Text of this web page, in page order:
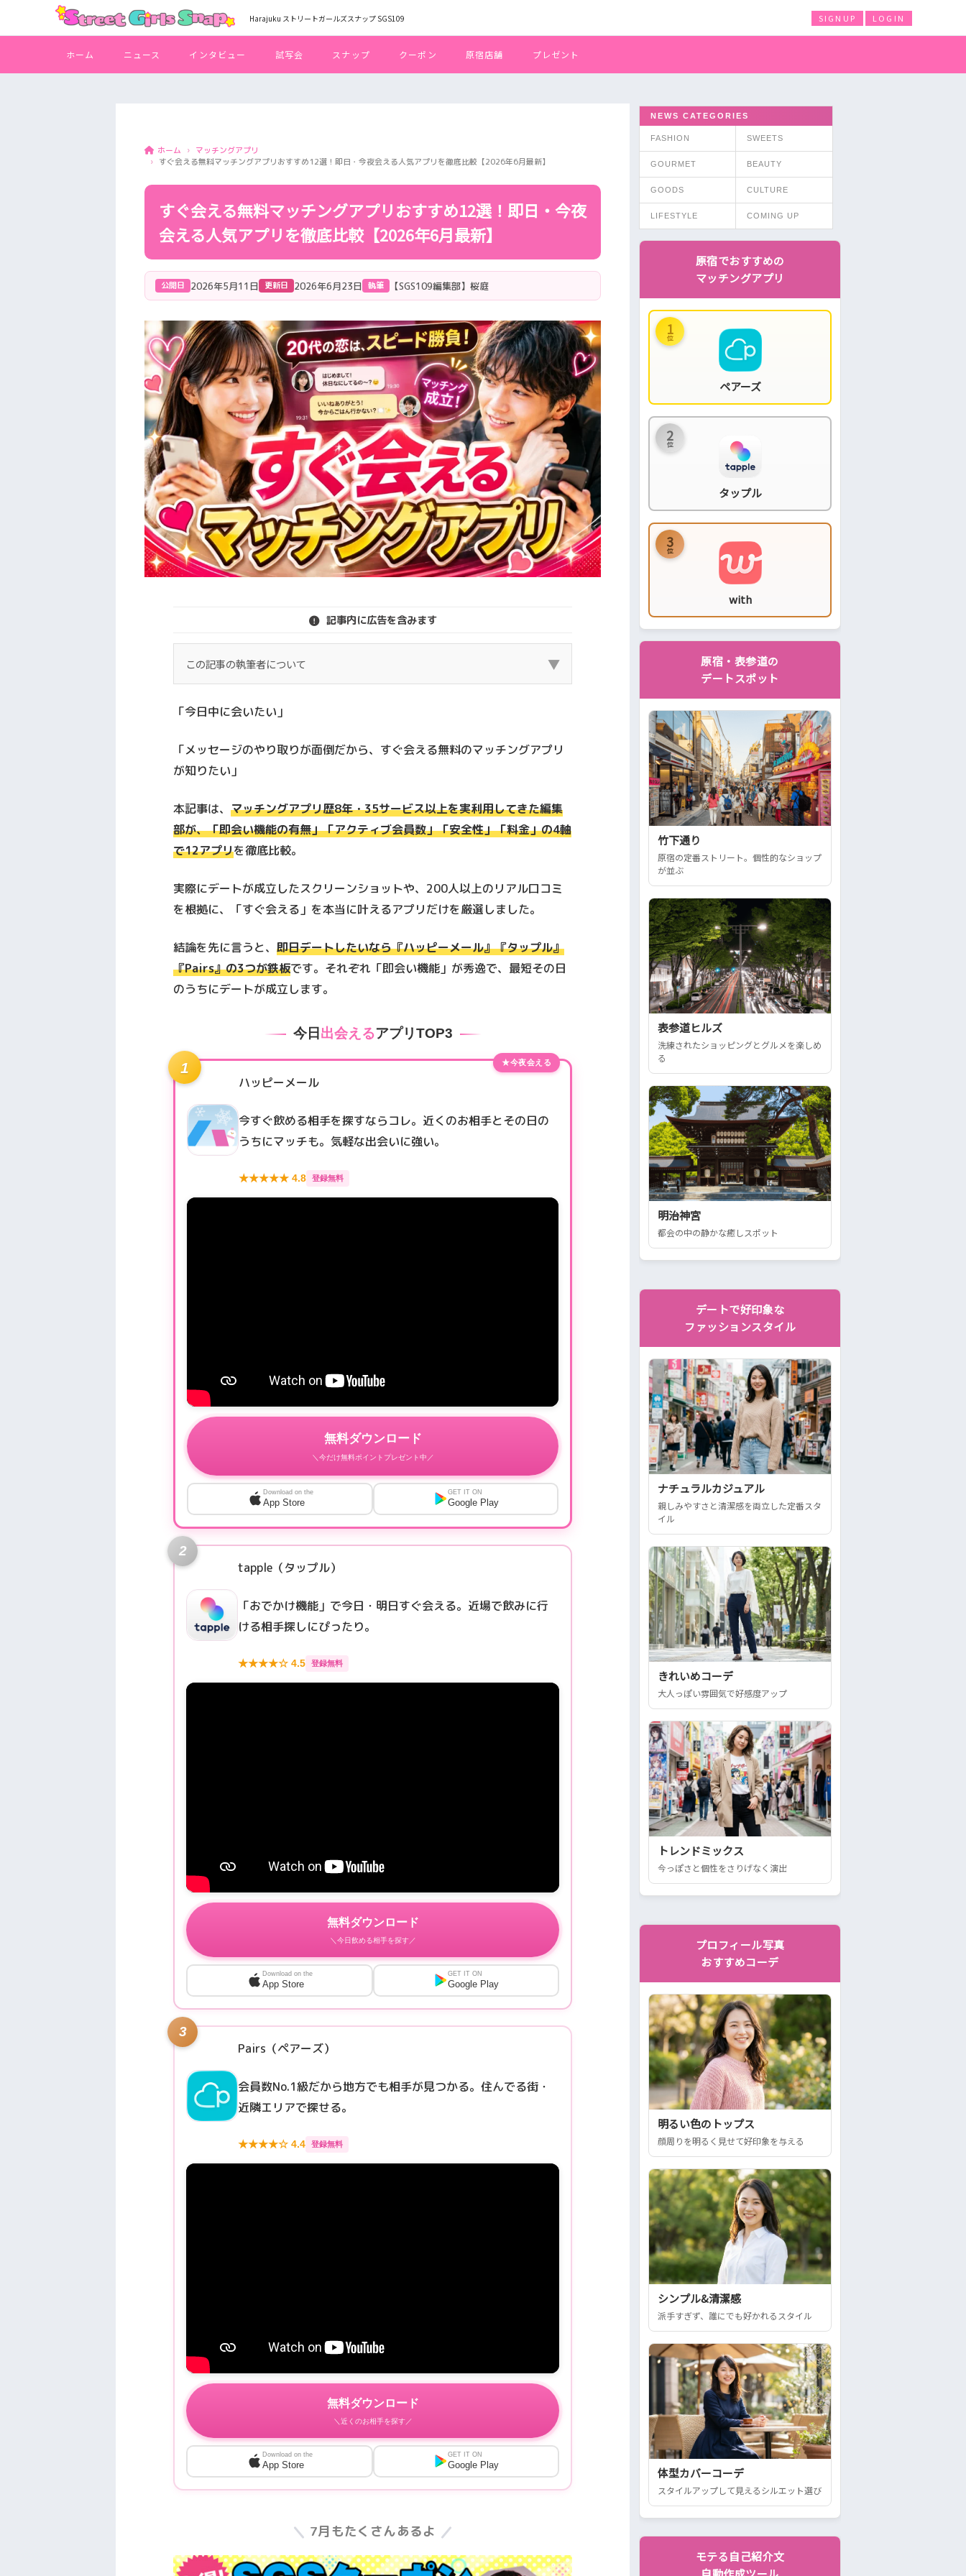
Harajuku ストリートガールズスナップ SGS109 LOGIN
SIGNUP
ホーム ニュース インタビュー 試写会 スナップ クーポン 原宿店舗 プレゼント
ホーム
マッチングアプリ
すぐ会える無料マッチングアプリおすすめ12選！即日・今夜会える人気アプリを徹底比較【2026年6月最新】
すぐ会える無料マッチングアプリおすすめ12選！即日・今夜
会える人気アプリを徹底比較【2026年6月最新】
公開日 2026年5月11日 更新日 2026年6月23日 執筆 【SGS109編集部】桜庭
記事内に広告を含みます
この記事の執筆者について ▼
この記事は、実際に東京（原宿エリア）でマッチングアプリを利用し、
私はこれまで複数のマッチングアプリを利用し、 実際にデート・交際・
失敗も含めた経験があります。 その上で、本当に出会えたアプリ・向い
広告目的ではなく、 「これから使う人が失敗しないこと」を最優先にま
とめました。
「今日中に会いたい」
「メッセージのやり取りが面倒だから、すぐ会える無料のマッチングアプリ
が知りたい」
本記事は、マッチングアプリ歴8年・35サービス以上を実利用してきた編集
部が、「即会い機能の有無」「アクティブ会員数」「安全性」「料金」の4軸
で12アプリを徹底比較。
実際にデートが成立したスクリーンショットや、200人以上のリアル口コミ
を根拠に、「すぐ会える」を本当に叶えるアプリだけを厳選しました。
結論を先に言うと、即日デートしたいなら『ハッピーメール』『タップル』
『Pairs』の3つが鉄板です。それぞれ「即会い機能」が秀逸で、最短その日
のうちにデートが成立します。
今日 出会えるアプリTOP3
1 ★今夜会える
ハッピーメール
今すぐ飲める相手を探すならコレ。近くのお相手とその日の
うちにマッチも。気軽な出会いに強い。
★★★★★ 4.8 登録無料
無料ダウンロード
＼今だけ無料ポイントプレゼント中／
Download on the
App Store
GET IT ON
Google Play
2
tapple（タップル）
「おでかけ機能」で今日・明日すぐ会える。近場で飲みに行
ける相手探しにぴったり。
★★★★☆ 4.5 登録無料
無料ダウンロード
＼今日飲める相手を探す／
Download on the
App Store
GET IT ON
Google Play
3
Pairs（ペアーズ）
会員数No.1級だから地方でも相手が見つかる。住んでる街・
近隣エリアで探せる。
★★★★☆ 4.4 登録無料
無料ダウンロード
＼近くのお相手を探す／
Download on the
App Store
GET IT ON
Google Play
7月もたくさんあるよ
NEWS CATEGORIES
FASHION SWEETS
GOURMET BEAUTY
GOODS CULTURE
LIFESTYLE COMING UP
原宿でおすすめの
マッチングアプリ
1
位
ペアーズ
2
位
タップル
3
位
with
原宿・表参道の
デートスポット
竹下通り
原宿の定番ストリート。個性的なショップ
が並ぶ
表参道ヒルズ
洗練されたショッピングとグルメを楽しめ
る
明治神宮
都会の中の静かな癒しスポット
デートで好印象な
ファッションスタイル
ナチュラルカジュアル
親しみやすさと清潔感を両立した定番スタ
イル
きれいめコーデ
大人っぽい雰囲気で好感度アップ
トレンドミックス
今っぽさと個性をさりげなく演出
プロフィール写真
おすすめコーデ
明るい色のトップス
顔周りを明るく見せて好印象を与える
シンプル&清潔感
派手すぎず、誰にでも好かれるスタイル
体型カバーコーデ
スタイルアップして見えるシルエット選び
モテる自己紹介文